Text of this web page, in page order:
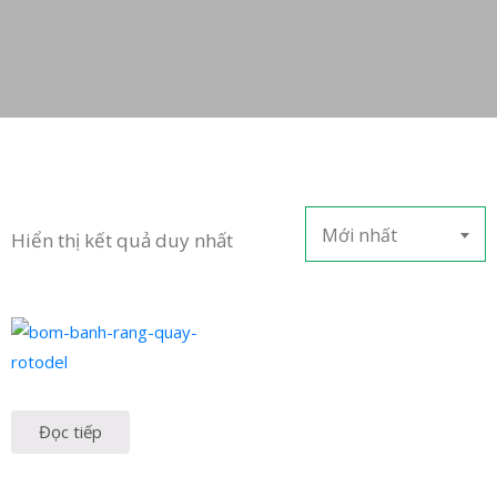
Hiển thị kết quả duy nhất Mới nhất
Đọc tiếp